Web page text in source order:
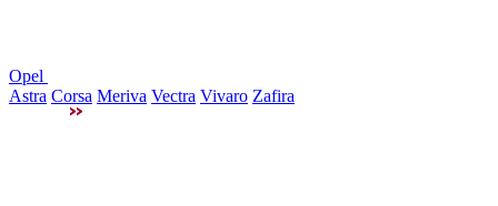
Opel
Astra Corsa Meriva Vectra Vivaro Zafira